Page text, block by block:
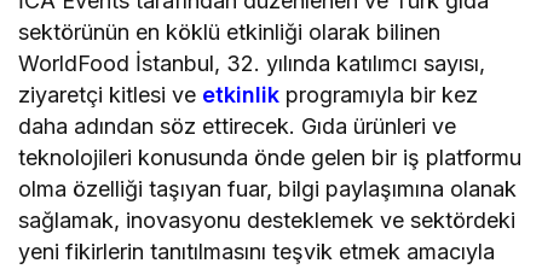
sektörünün en köklü etkinliği olarak bilinen
WorldFood İstanbul, 32. yılında katılımcı sayısı,
ziyaretçi kitlesi ve etkinlik programıyla bir kez
daha adından söz ettirecek. Gıda ürünleri ve
teknolojileri konusunda önde gelen bir iş platformu
olma özelliği taşıyan fuar, bilgi paylaşımına olanak
sağlamak, inovasyonu desteklemek ve sektördeki
yeni fikirlerin tanıtılmasını teşvik etmek amacıyla